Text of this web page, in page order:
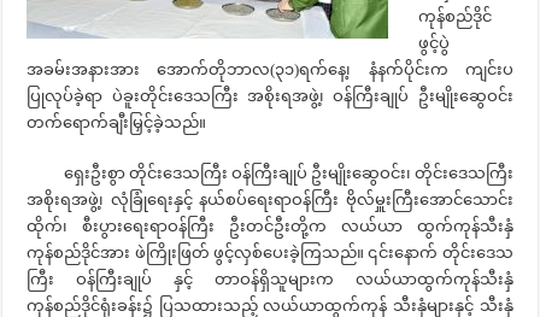
ကုန်စည်ဒိုင်
ဖွင့်ပွဲ
အခမ်းအနားအား အောက်တိုဘာလ(၃၁)ရက်နေ့၊ နံနက်ပိုင်းက ကျင်းပ
ပြုလုပ်ခဲ့ရာ ပဲခူးတိုင်းဒေသကြီး အစိုးရအဖွဲ့၊ ဝန်ကြီးချုပ် ဦးမျိုးဆွေဝင်း
တက်ရောက်ချီးမြှင့်ခဲ့သည်။
ရှေးဦးစွာ တိုင်းဒေသကြီး ဝန်ကြီးချုပ် ဦးမျိုးဆွေဝင်း၊ တိုင်းဒေသကြီး
အစိုးရအဖွဲ့၊ လုံခြုံရေးနှင့် နယ်စပ်ရေးရာဝန်ကြီး ဗိုလ်မှူးကြီးအောင်သောင်း
ထိုက်၊ စီးပွားရေးရာဝန်ကြီး ဦးတင်ဦးတို့က လယ်ယာ ထွက်ကုန်သီးနှံ
ကုန်စည်ဒိုင်အား ဖဲကြိုးဖြတ် ဖွင့်လှစ်ပေးခဲ့ကြသည်။ ၎င်းနောက် တိုင်းဒေသ
ကြီး ဝန်ကြီးချုပ် နှင့် တာဝန်ရှိသူများက လယ်ယာထွက်ကုန်သီးနှံ
ကုန်စည်ဒိုင်ရုံးခန်း၌ ပြသထားသည့် လယ်ယာထွက်ကုန် သီးနှံများနှင့် သီးနှံ